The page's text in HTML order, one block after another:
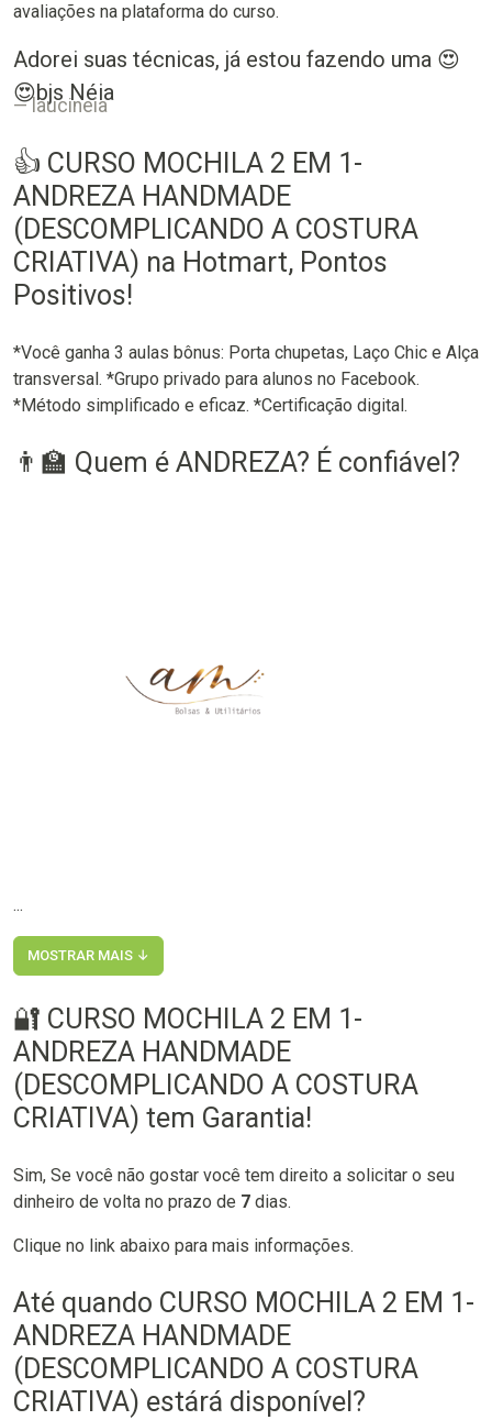
avaliações na plataforma do curso.
Adorei suas técnicas, já estou fazendo uma 😍
😍bjs Néia
laucineia
👍 CURSO MOCHILA 2 EM 1-
ANDREZA HANDMADE
(DESCOMPLICANDO A COSTURA
CRIATIVA) na Hotmart, Pontos
Positivos!
*Você ganha 3 aulas bônus: Porta chupetas, Laço Chic e Alça
transversal. *Grupo privado para alunos no Facebook.
*Método simplificado e eficaz. *Certificação digital.
👨‍🏫 Quem é ANDREZA? É confiável?
...
MOSTRAR MAIS ↓
🔐 CURSO MOCHILA 2 EM 1-
ANDREZA HANDMADE
(DESCOMPLICANDO A COSTURA
CRIATIVA) tem Garantia!
Sim, Se você não gostar você tem direito a solicitar o seu
dinheiro de volta no prazo de 7 dias.
Clique no link abaixo para mais informações.
Até quando CURSO MOCHILA 2 EM 1-
ANDREZA HANDMADE
(DESCOMPLICANDO A COSTURA
CRIATIVA) estárá disponível?